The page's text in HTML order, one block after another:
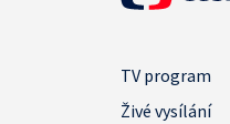
TV program
Živé vysílání